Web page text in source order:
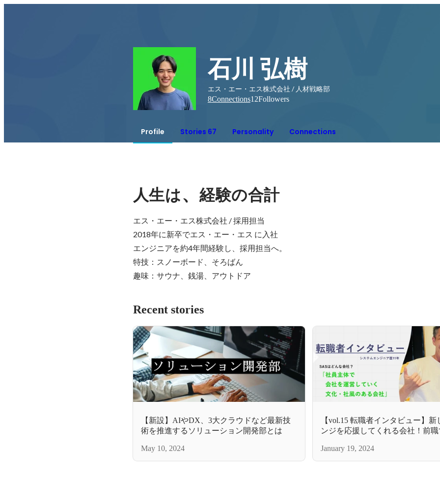
石川 弘樹
エス・エー・エス株式会社 / 人材戦略部
8Connections12Followers
Profile Stories 67 Personality Connections
人生は、経験の合計
エス・エー・エス株式会社 / 採用担当
2018年に新卒でエス・エー・エス に入社
エンジニアを約4年間経験し、採用担当へ。
特技：スノーボード、そろばん
趣味：サウナ、銭湯、アウトドア
Recent stories
【新設】AIやDX、3大クラウドなど最新技
術を推進するソリューション開発部とは
May 10, 2024
【vol.15 転職者インタビュー】新
ンジを応援してくれる会社！前
January 19, 2024